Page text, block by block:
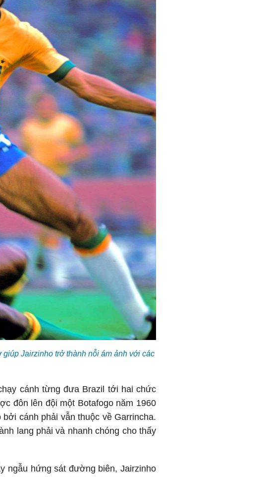
Jairzinho trở thành nỗi ám ảnh với các
cánh từng đưa Brazil tới hai chức
đôn lên đội một Botafogo năm 1960
cánh phải vẫn thuộc về Garrincha.
lang phải và nhanh chóng cho thấy
ngẫu hứng sát đường biên, Jairzinho